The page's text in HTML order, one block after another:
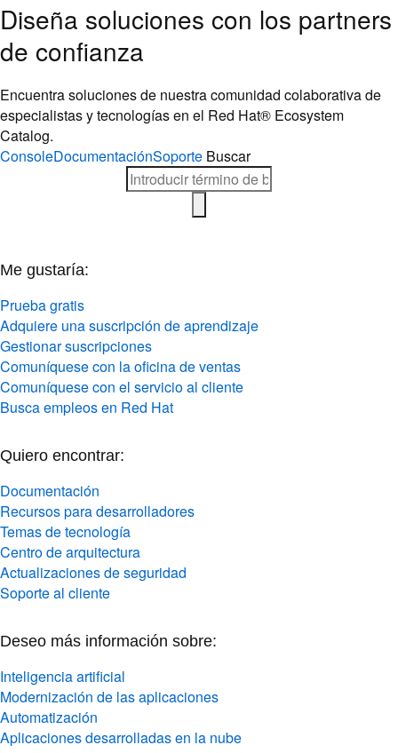
Diseña soluciones con los partners
de confianza
Encuentra soluciones de nuestra comunidad colaborativa de
especialistas y tecnologías en el Red Hat® Ecosystem
Catalog.
ConsoleDocumentaciónSoporte Buscar
Me gustaría:
Prueba gratis
Adquiere una suscripción de aprendizaje
Gestionar suscripciones
Comuníquese con la oficina de ventas
Comuníquese con el servicio al cliente
Busca empleos en Red Hat
Quiero encontrar:
Documentación
Recursos para desarrolladores
Temas de tecnología
Centro de arquitectura
Actualizaciones de seguridad
Soporte al cliente
Deseo más información sobre:
Inteligencia artificial
Modernización de las aplicaciones
Automatización
Aplicaciones desarrolladas en la nube